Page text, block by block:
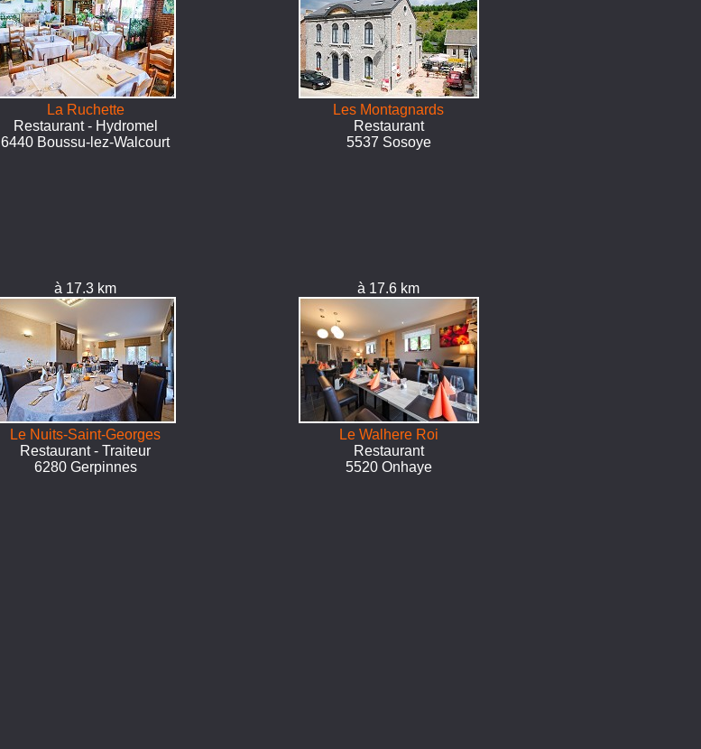
La Ruchette
Restaurant - Hydromel
6440 Boussu-lez-Walcourt
Les Montagnards
Restaurant
5537 Sosoye
à 17.3 km
Le Nuits-Saint-Georges
Restaurant - Traiteur
6280 Gerpinnes
à 17.6 km
Le Walhere Roi
Restaurant
5520 Onhaye